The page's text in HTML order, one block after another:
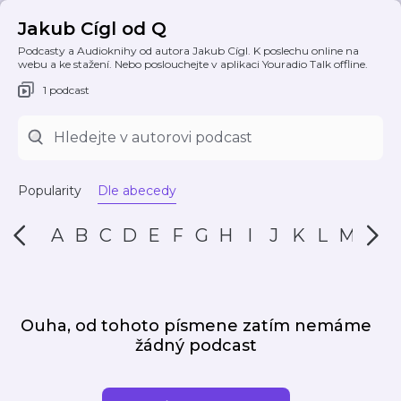
Jakub Cígl od Q
Podcasty a Audioknihy od autora Jakub Cígl. K poslechu online na
webu a ke stažení. Nebo poslouchejte v aplikaci Youradio Talk offline.
1 podcast
Popularity Dle abecedy
A B C D E F G H I J K L M N
Ouha, od tohoto písmene zatím nemáme
žádný podcast